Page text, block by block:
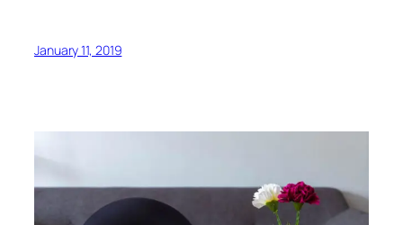
January 11, 2019